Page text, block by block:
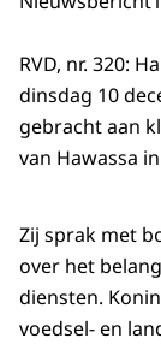
RVD, nr. 320:
dinsdag 10
gebracht aan
van Hawassa
Zij sprak met
over het
diensten.
voedsel- en